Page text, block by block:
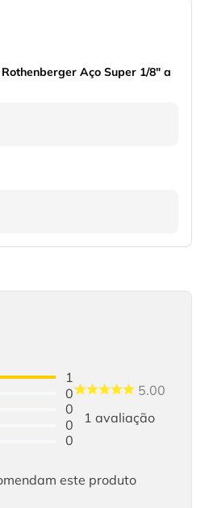
Aço Super 1/8" a
1
0
0
0
0
5.00
1avaliação
este produto